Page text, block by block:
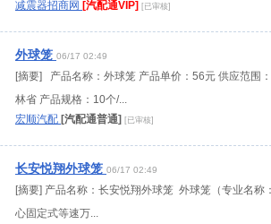
减震器招商网 [汽配通VIP] [已审核]
外球笼 06/17 02:49
[摘要] 产品名称：外球笼 产品单价：56元 供应范围
林省 产品规格：10个/...
宏顺汽配 [汽配通普通] [已审核]
长安悦翔外球笼 06/17 02:49
[摘要] 产品名称：长安悦翔外球笼 外球笼（专业名称
心固定式等速万...